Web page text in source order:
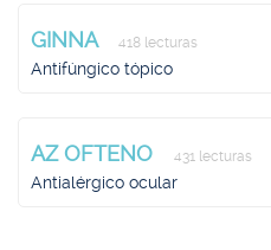
GINNA 418 lecturas
Antifúngico tópico
AZ OFTENO 431 lecturas
Antialérgico ocular